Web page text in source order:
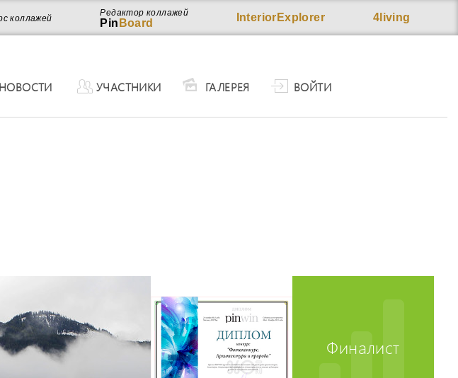
4living
InteriorExplorer
Редактор коллажей
Pin Board
коллажей
НОВОСТИ УЧАСТНИКИ ГАЛЕРЕЯ ВОЙТИ
Финалист